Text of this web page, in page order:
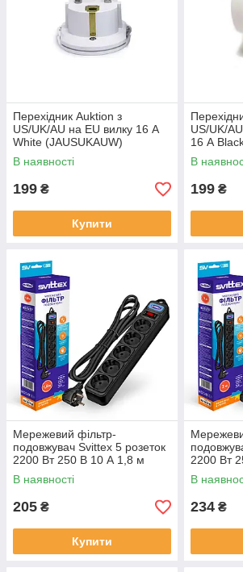
Перехідник Auktion з
US/UK/AU на EU вилку 16 А
White (JAUSUKAUW)
В наявності
199 ₴
Купити
US/UK/
16 А
В
199 ₴
Мережевий фільтр-
подовжувач Svittex 5 розеток
2200 Вт 250 В 10 А 1,8 м
Чорний (SV-001-В)
В наявності
205 ₴
Купити
2200 Вт
Чорний
В
234 ₴